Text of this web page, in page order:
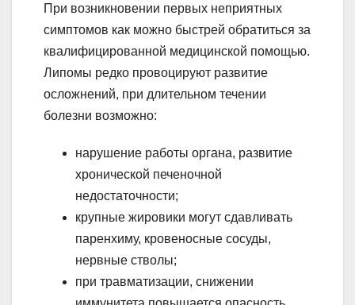
При возникновении первых неприятных
симптомов как можно быстрей обратиться за
квалифицированной медицинской помощью.
Липомы редко провоцируют развитие
осложнений, при длительном течении
болезни возможно:
нарушение работы органа, развитие
хронической печеночной
недостаточности;
крупные жировики могут сдавливать
паренхиму, кровеносные сосуды,
нервные стволы;
при травматизации, снижении